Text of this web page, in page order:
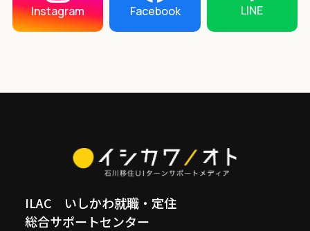
Instagram Facebook LINE
ILAC いしかわ就職・定住
総合サポートセンター